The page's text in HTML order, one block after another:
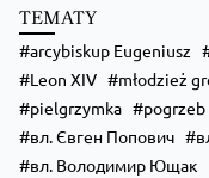
TEMATY
arcybiskup Eugeniusz
Leon XIV
młodzież
pielgrzymka
pogrzeb
вл. Євген Попович
вл. Володимир Ющак